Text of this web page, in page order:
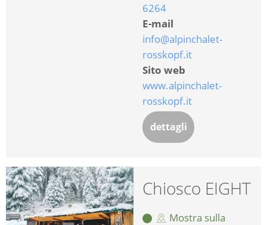
6264
E-mail
info@alpinchalet-
rosskopf.it
Sito web
www.alpinchalet-
rosskopf.it
dettagli
Chiosco EIGHT
Mostra sulla